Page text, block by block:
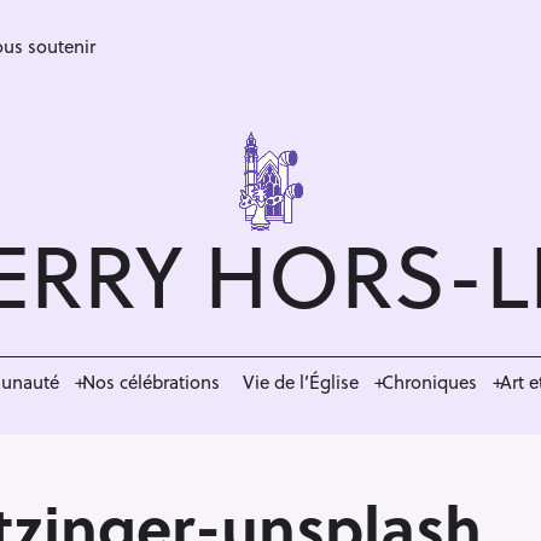
soutenir
HORS-
Nos célébrations Vie de l’Église Chroniques Art